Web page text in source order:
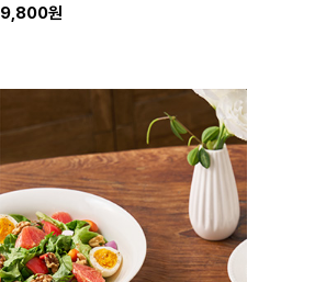
9,800원